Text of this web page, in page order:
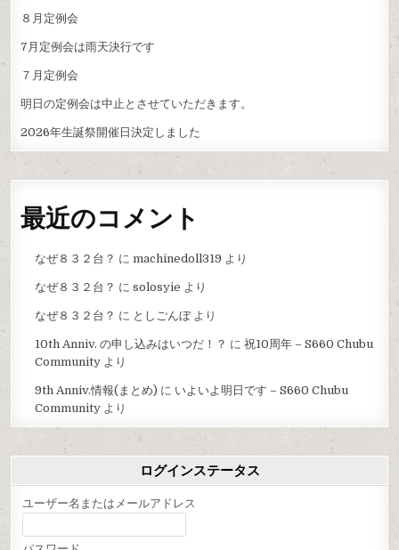
８月定例会
7月定例会は雨天決行です
７月定例会
明日の定例会は中止とさせていただきます。
2026年生誕祭開催日決定しました
最近のコメント
なぜ８３２台？ に machinedoll319 より
なぜ８３２台？ に solosyie より
なぜ８３２台？ に としごんぼより
10th Anniv. の申し込みはいつだ！？ に 祝10周年 – S660 Chubu
Communityより
9th Anniv.情報(まとめ) に いよいよ明日です – S660 Chubu
Communityより
ログインステータス
ユーザー名またはメールアドレス